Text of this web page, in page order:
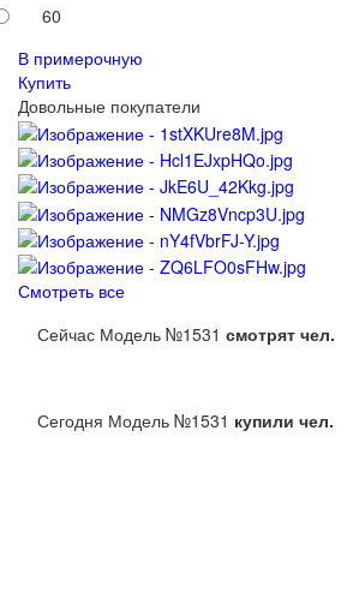
60
В примерочную
Купить
Довольные покупатели
Смотреть все
Сейчас Модель №1531 смотрят чел.
Сегодня Модель №1531 купили чел.